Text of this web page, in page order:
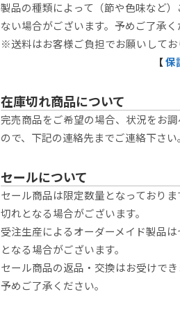
製品の種類によって（節や色味など
ない場合がございます。予めご了承く
※送料はお客様ご負担でお願いしてお
【保
在庫切れ商品について
完売商品をご希望の場合、状況をお
ので、下記の連絡先までご連絡下さい。
セールについて
セール商品は限定数量となっておりま
切れとなる場合がございます。
受注生産によるオーダーメイド製品
となる場合がございます。
セール商品の返品・交換はお受けでき
予めご了承ください。